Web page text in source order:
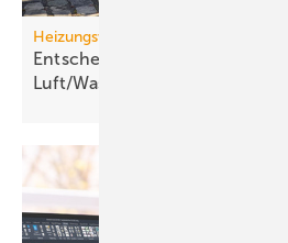
Heizungswende
Entscheidungskriterien für
Luft/Wasser-Wärme­pumpen